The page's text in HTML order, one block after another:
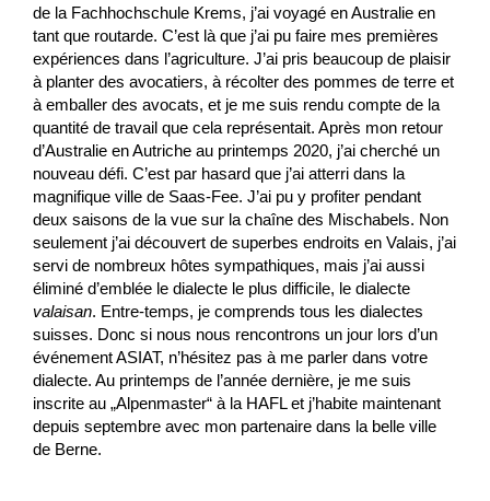
de la Fachhochschule Krems, j’ai voyagé en Australie en
tant que routarde. C’est là que j’ai pu faire mes premières
expériences dans l’agriculture. J’ai pris beaucoup de plaisir
à planter des avocatiers, à récolter des pommes de terre et
à emballer des avocats, et je me suis rendu compte de la
quantité de travail que cela représentait. Après mon retour
d’Australie en Autriche au printemps 2020, j’ai cherché un
nouveau défi. C’est par hasard que j’ai atterri dans la
magnifique ville de Saas-Fee. J’ai pu y profiter pendant
deux saisons de la vue sur la chaîne des Mischabels. Non
seulement j’ai découvert de superbes endroits en Valais, j’ai
servi de nombreux hôtes sympathiques, mais j’ai aussi
éliminé d’emblée le dialecte le plus difficile, le dialecte
valaisan. Entre-temps, je comprends tous les dialectes
suisses. Donc si nous nous rencontrons un jour lors d’un
événement ASIAT, n’hésitez pas à me parler dans votre
dialecte. Au printemps de l’année dernière, je me suis
inscrite au „Alpenmaster“ à la HAFL et j’habite maintenant
depuis septembre avec mon partenaire dans la belle ville
de Berne.